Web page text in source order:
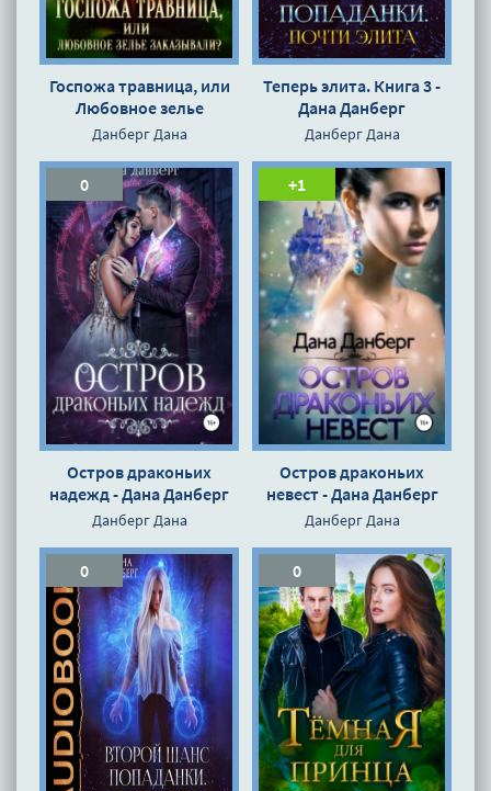
Госпожа травница, или
Любовное зелье
заказывали? - Дана
Данберг Дана
Теперь элита. Книга 3 -
Дана Данберг
Данберг Дана
0
Остров драконьих
надежд - Дана Данберг
Данберг Дана
+1
Остров драконьих
невест - Дана Данберг
Данберг Дана
0 0